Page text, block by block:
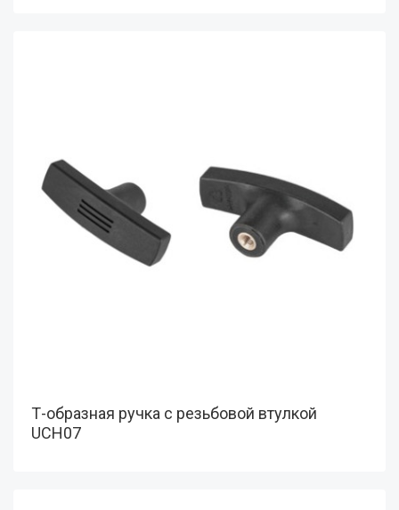
Т-образная ручка с резьбовой втулкой
UCH07